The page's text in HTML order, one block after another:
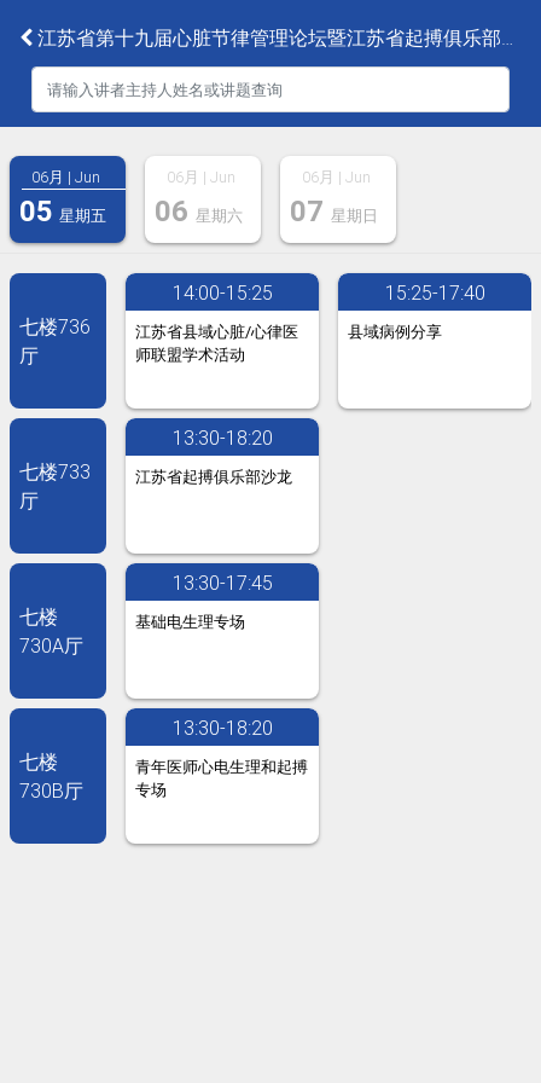
江苏省第十九届心脏节律管理论坛暨江苏省起搏俱乐部第十八届沙龙会议
06月 | Jun
05 星期五
06月 | Jun
06 星期六
06月 | Jun
07 星期日
七楼736
厅
七楼733
厅
七楼
730A厅
七楼
730B厅
14:00-15:25
江苏省县域心脏/心律医
师联盟学术活动
15:25-17:40
县域病例分享
13:30-18:20
江苏省起搏俱乐部沙龙
13:30-17:45
基础电生理专场
13:30-18:20
青年医师心电生理和起搏
专场